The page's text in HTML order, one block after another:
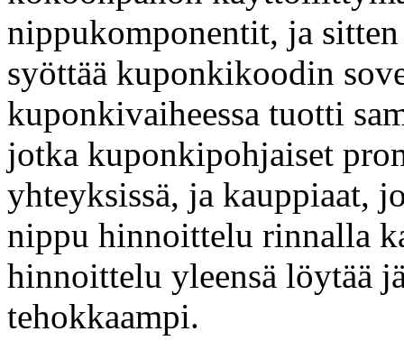
nippukomponentit, ja
syöttää kuponkikoodin
kuponkivaiheessa tuotti
jotka kuponkipohjaiset
yhteyksissä, ja kauppiaat,
nippu hinnoittelu rinnalla
hinnoittelu yleensä löytää
tehokkaampi.